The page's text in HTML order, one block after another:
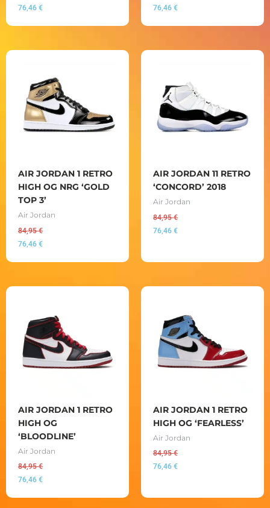
76,46 €
76,46 €
AIR JORDAN 1 RETRO
HIGH OG NRG ‘GOLD
TOP 3’
Air Jordan
84,95€
76,46 €
AIR JORDAN 11 RETRO
‘CONCORD’ 2018
Air Jordan
84,95€
76,46 €
AIR JORDAN 1 RETRO
HIGH OG
‘BLOODLINE’
Air Jordan
84,95€
76,46 €
AIR JORDAN 1 RETRO
HIGH OG ‘FEARLESS’
Air Jordan
84,95€
76,46 €